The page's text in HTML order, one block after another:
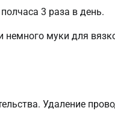
3 раза в день.
немного муки для
Удаление